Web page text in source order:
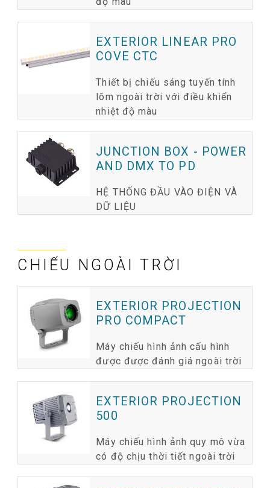
EXTERIOR LINEAR PRO
COVE CTC
Thiết bị chiếu sáng tuyến tính
lõm ngoài trời với điều khiển
nhiệt độ màu
JUNCTION BOX - POWER
AND DMX TO PD
HỆ THỐNG ĐẦU VÀO ĐIỆN VÀ
DỮ LIỆU
CHIẾU NGOÀI TRỜI
EXTERIOR PROJECTION
PRO COMPACT
Máy chiếu hình ảnh cấu hình
được được đánh giá ngoài trời
EXTERIOR PROJECTION
500
Máy chiếu hình ảnh quy mô vừa
có độ chịu thời tiết ngoài trời